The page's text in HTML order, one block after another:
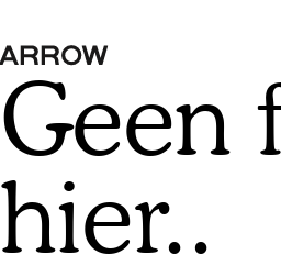
Geen
hier..